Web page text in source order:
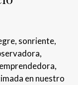
sonriente,
en nuestro